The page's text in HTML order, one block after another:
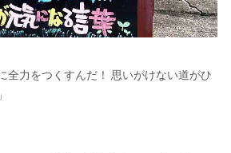
全力をつくすんだ！ 思いがけない道がひ